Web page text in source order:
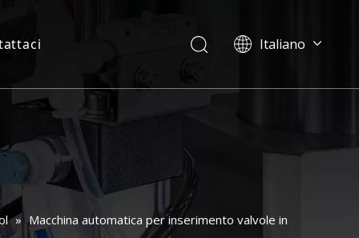
Italiano
العربية
Español
日本語
» Macchina automatica per inserimento valvole in